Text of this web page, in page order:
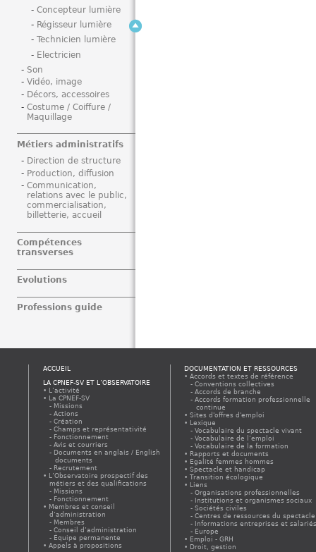
Concepteur lumière
Régisseur lumière
Technicien lumière
Electricien
Son
Vidéo, image
Décors, accessoires
Costume / Coiffure /
Maquillage
Métiers administratifs
Direction de structure
Production, diffusion
Communication,
relations avec le public,
commercialisation,
billetterie, accueil
Compétences
transverses
Evolutions
Professions guide
ACCUEIL
LA CPNEF-SV ET L’OBSERVATOIRE
L’activité
La CPNEF-SV
Missions
Actions
Création
Champs et représentativité
Fonctionnement
Avis et courriers
Documents en anglais / English
documents
Recrutement
L’Observatoire prospectif des
métiers et des qualifications
Missions
Fonctionnement
Membres et conseil
d’administration
Membres
Conseil d’administration
Équipe permanente
Appels à propositions
DOCUMENTATION ET RESSOURCES
Accords et textes de référence
Conventions collectives
Accords de branche
Accords formation professionnelle
continue
Sites d'offres d'emploi
Lexique
Vocabulaire du spectacle vivant
Vocabulaire de l’emploi
Vocabulaire de la formation
Rapports et documents
Egalité femmes hommes
Spectacle et handicap
Transition écologique
Liens
Organisations professionnelles
Institutions et organismes sociaux
Sociétés civiles
Centres de ressources du spectacle
Informations entreprises et
Europe
Emploi - GRH
Droit, gestion